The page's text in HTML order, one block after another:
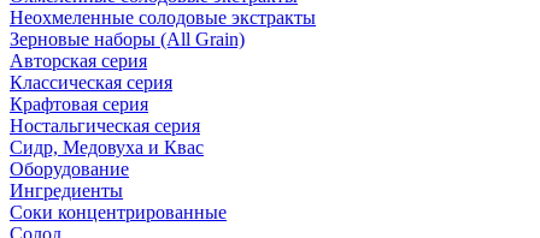
Неохмеленные солодовые экстракты
Зерновые наборы (All Grain)
Авторская серия
Классическая серия
Крафтовая серия
Ностальгическая серия
Сидр, Медовуха и Квас
Оборудование
Ингредиенты
Соки концентрированные
Солод